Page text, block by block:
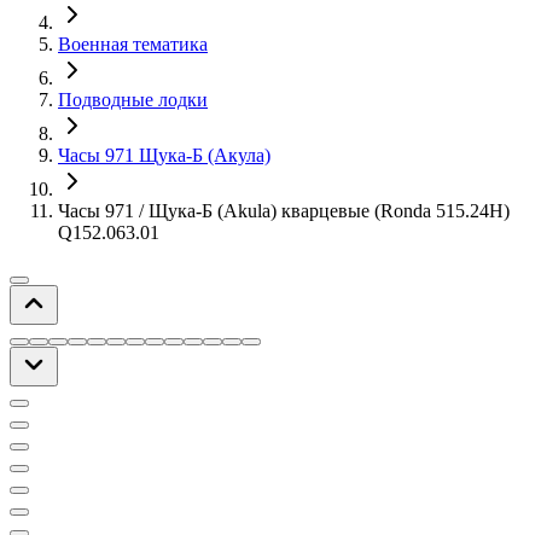
Военная тематика
Подводные лодки
Часы 971 Щука-Б (Акула)
Часы 971 / Щука-Б (Akula) кварцевые (Ronda 515.24H)
Q152.063.01